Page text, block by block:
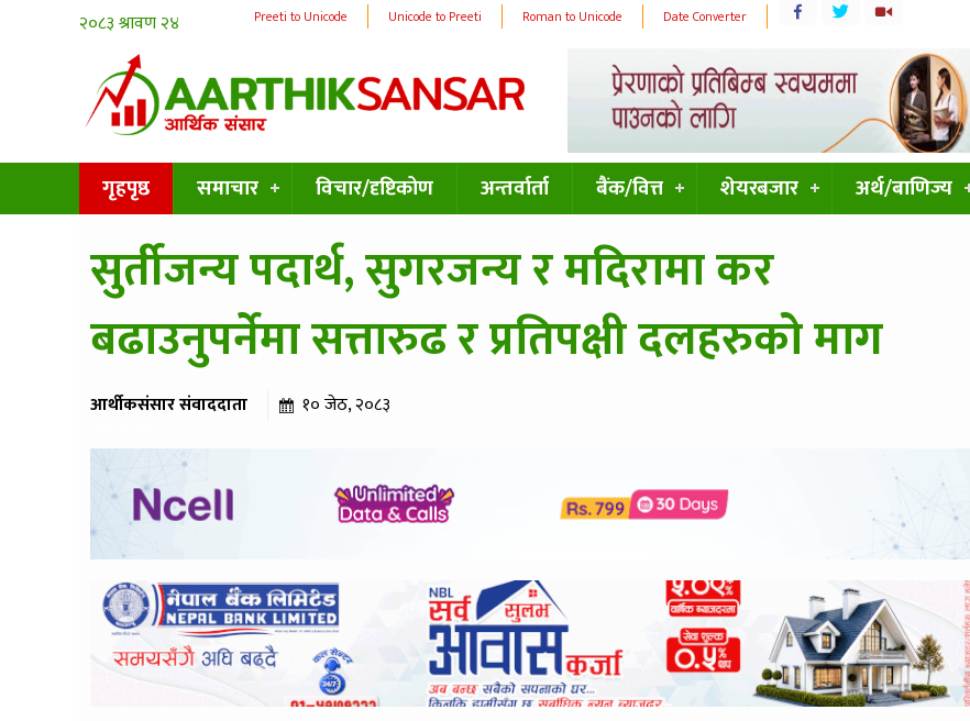
Preeti to Unicode Unicode to Preeti Roman to Unicode Date Converter
गृहपृष्ठ समाचार विचार/दृष्टिकोण अन्तर्वार्ता बैंक/वित्त शेयरबजार अर्थ/बाणिज्य
सुर्तीजन्य पदार्थ, सुगरजन्य र मदिरामा कर
बढाउनुपर्नेमा सत्तारुढ र प्रतिपक्षी दलहरुको माग
आर्थीकसंसार संवाददाता १० जेठ, २०८३